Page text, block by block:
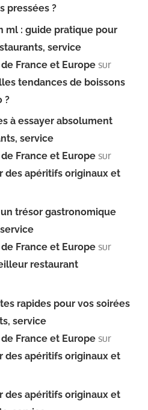
pressées ?
ml : guide pratique pour
service
France et Europe sur
tendances de boissons
?
à essayer absolument
service
France et Europe sur
des apéritifs originaux et
un trésor gastronomique
France et Europe sur
restaurant
rapides pour vos soirées
service
France et Europe sur
des apéritifs originaux et
des apéritifs originaux et